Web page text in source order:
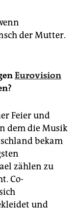
der Mutter.
Eurovision
Feier und
dem die Musik
bekam
zählen zu
Co-
und